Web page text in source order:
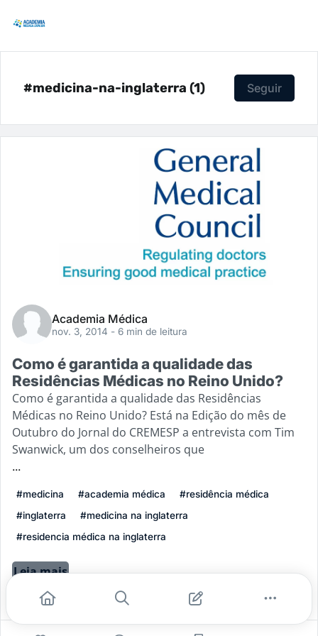
#medicina-na-inglaterra (1) Seguir
Academia Médica
nov. 3, 2014 - 6 min de leitura
Como é garantida a qualidade das
Residências Médicas no Reino Unido?
Como é garantida a qualidade das Residências
Médicas no Reino Unido? Está na Edição do mês de
Outubro do Jornal do CREMESP a entrevista com Tim
Swanwick, um dos conselheiros que
...
#medicina #academia médica
#residência médica
#inglaterra
#medicina na inglaterra
#residencia médica na inglaterra
Leia mais